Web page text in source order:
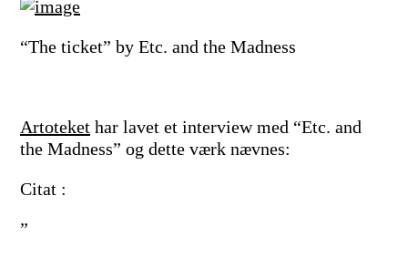
“The ticket” by Etc. and the Madness
Artoteket har lavet et interview med “Etc. and
the Madness” og dette værk nævnes:
Citat :
”